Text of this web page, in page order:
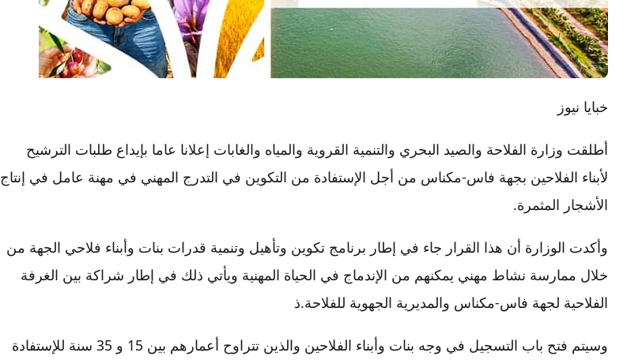
خبايا نيوز
أطلقت وزارة الفلاحة والصيد البحري والتنمية القروية والمياه والغابات إعلانا عاما بإيداع طلبات الترشيح
لأبناء الفلاحين بجهة فاس-مكناس من أجل الإستفادة من التكوين في التدرج المهني في مهنة عامل في إنتاج
الأشجار المثمرة.
وأكدت الوزارة أن هذا القرار جاء في إطار برنامج تكوين وتأهيل وتنمية قدرات بنات وأبناء فلاحي الجهة من
خلال ممارسة نشاط مهني يمكنهم من الإندماج في الحياة المهنية ويأتي ذلك في إطار شراكة بين الغرفة
الفلاحية لجهة فاس-مكناس والمديرية الجهوية للفلاحة.ذ
وسيتم فتح باب التسجيل في وجه بنات وأبناء الفلاحين والذين تتراوح أعمارهم بين 15 و 35 سنة للإستفادة